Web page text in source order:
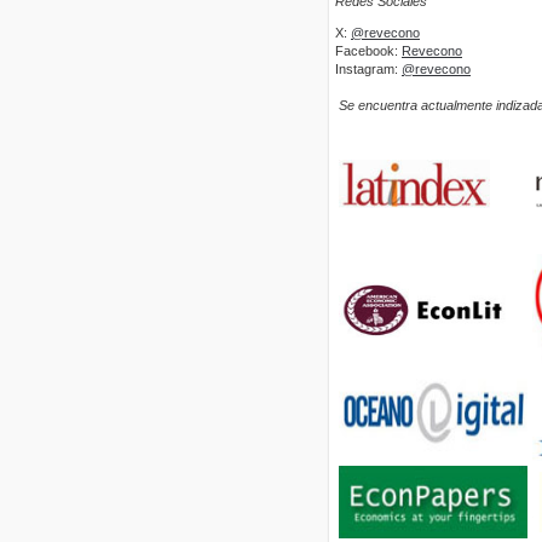
X: @revecono
Facebook: Revecono
Instagram: @revecono
Se encuentra actualmente